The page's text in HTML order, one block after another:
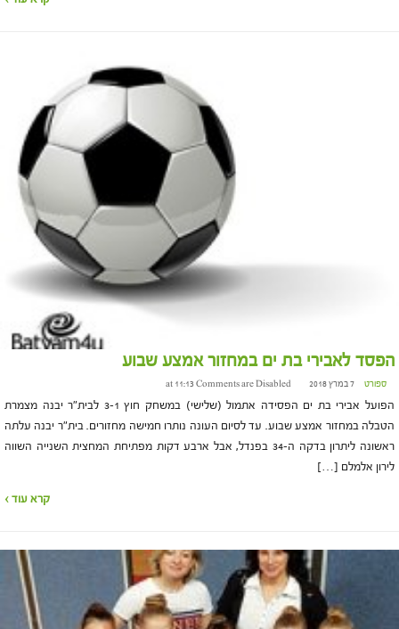
הפסד לאבירי בת ים במחזור אמצע שבוע
ספורט 7 במרץ 2018 at 11:13 Comments are Disabled
הפועל אבירי בת ים הפסידה אתמול (שלישי) במשחק חוץ 3-1 לבית"ר יבנה מצמרת
הטבלה במחזור אמצע שבוע. עד לסיום העונה נותרו חמישה מחזורים. בית"ר יבנה עלתה
ראשונה ליתרון בדקה ה-34 בפנדל, אבל ארבע דקות מפתיחת המחצית השנייה השווה
לירון אלמלם […]
קרא עוד ›